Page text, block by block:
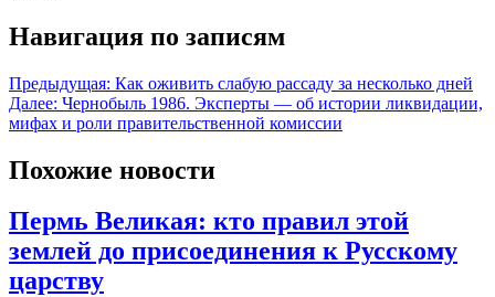
Навигация по записям
Предыдущая: Как оживить слабую рассаду за несколько дней
Далее: Чернобыль 1986. Эксперты — об истории ликвидации,
мифах и роли правительственной комиссии
Похожие новости
Пермь Великая: кто правил этой
землей до присоединения к Русскому
царству